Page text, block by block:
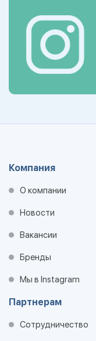
Компания
О компании
Новости
Вакансии
Бренды
Мы в Instagram
Партнерам
Сотрудничество